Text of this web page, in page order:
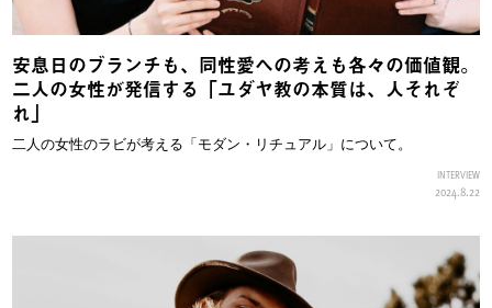
安息日のブランチも、同性愛への考えも各々の価値観。
二人の女性が発信する「ユダヤ教の本質は、人それぞ
れ」
二人の女性のラビが考える「モダン・リチュアル」について。
INTERVIEW
2024.8.22